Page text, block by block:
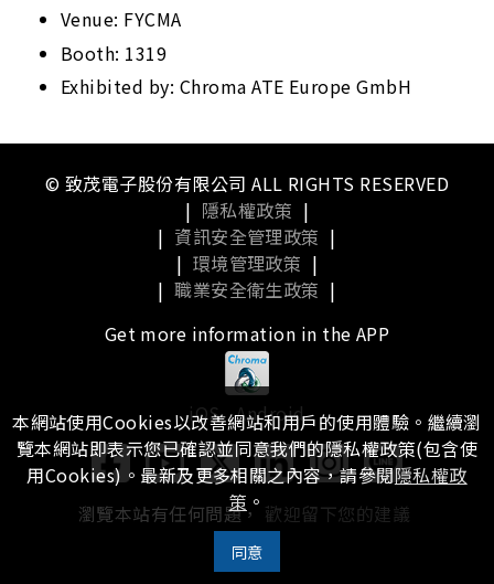
Venue: FYCMA
Booth: 1319
Exhibited by: Chroma ATE Europe GmbH
© 致茂電子股份有限公司 ALL RIGHTS RESERVED
| 隱私權政策 |
| 資訊安全管理政策 |
| 環境管理政策 |
| 職業安全衛生政策 |
Get more information in the APP
iOS Android
瀏覽本站有任何問題， 歡迎留下您的建議
本網站使用Cookies以改善網站和用戶的使用體驗。繼續瀏
覽本網站即表示您已確認並同意我們的隱私權政策(包含使
用Cookies)。最新及更多相關之內容，請參閱隱私權政
策 。
同意